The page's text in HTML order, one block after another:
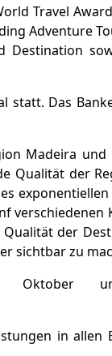
Travel
Adventure
Destination
statt. Das
Madeira
Qualität der
der
sichtbar zu
in allen